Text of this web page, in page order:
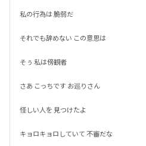
私の行為は 脆弱だ
それでも辞めない この意思は
そぅ 私は傍観者
さあ こっちです お巡りさん
怪しい人を 見つけたよ
キョロキョロしていて 不審だな